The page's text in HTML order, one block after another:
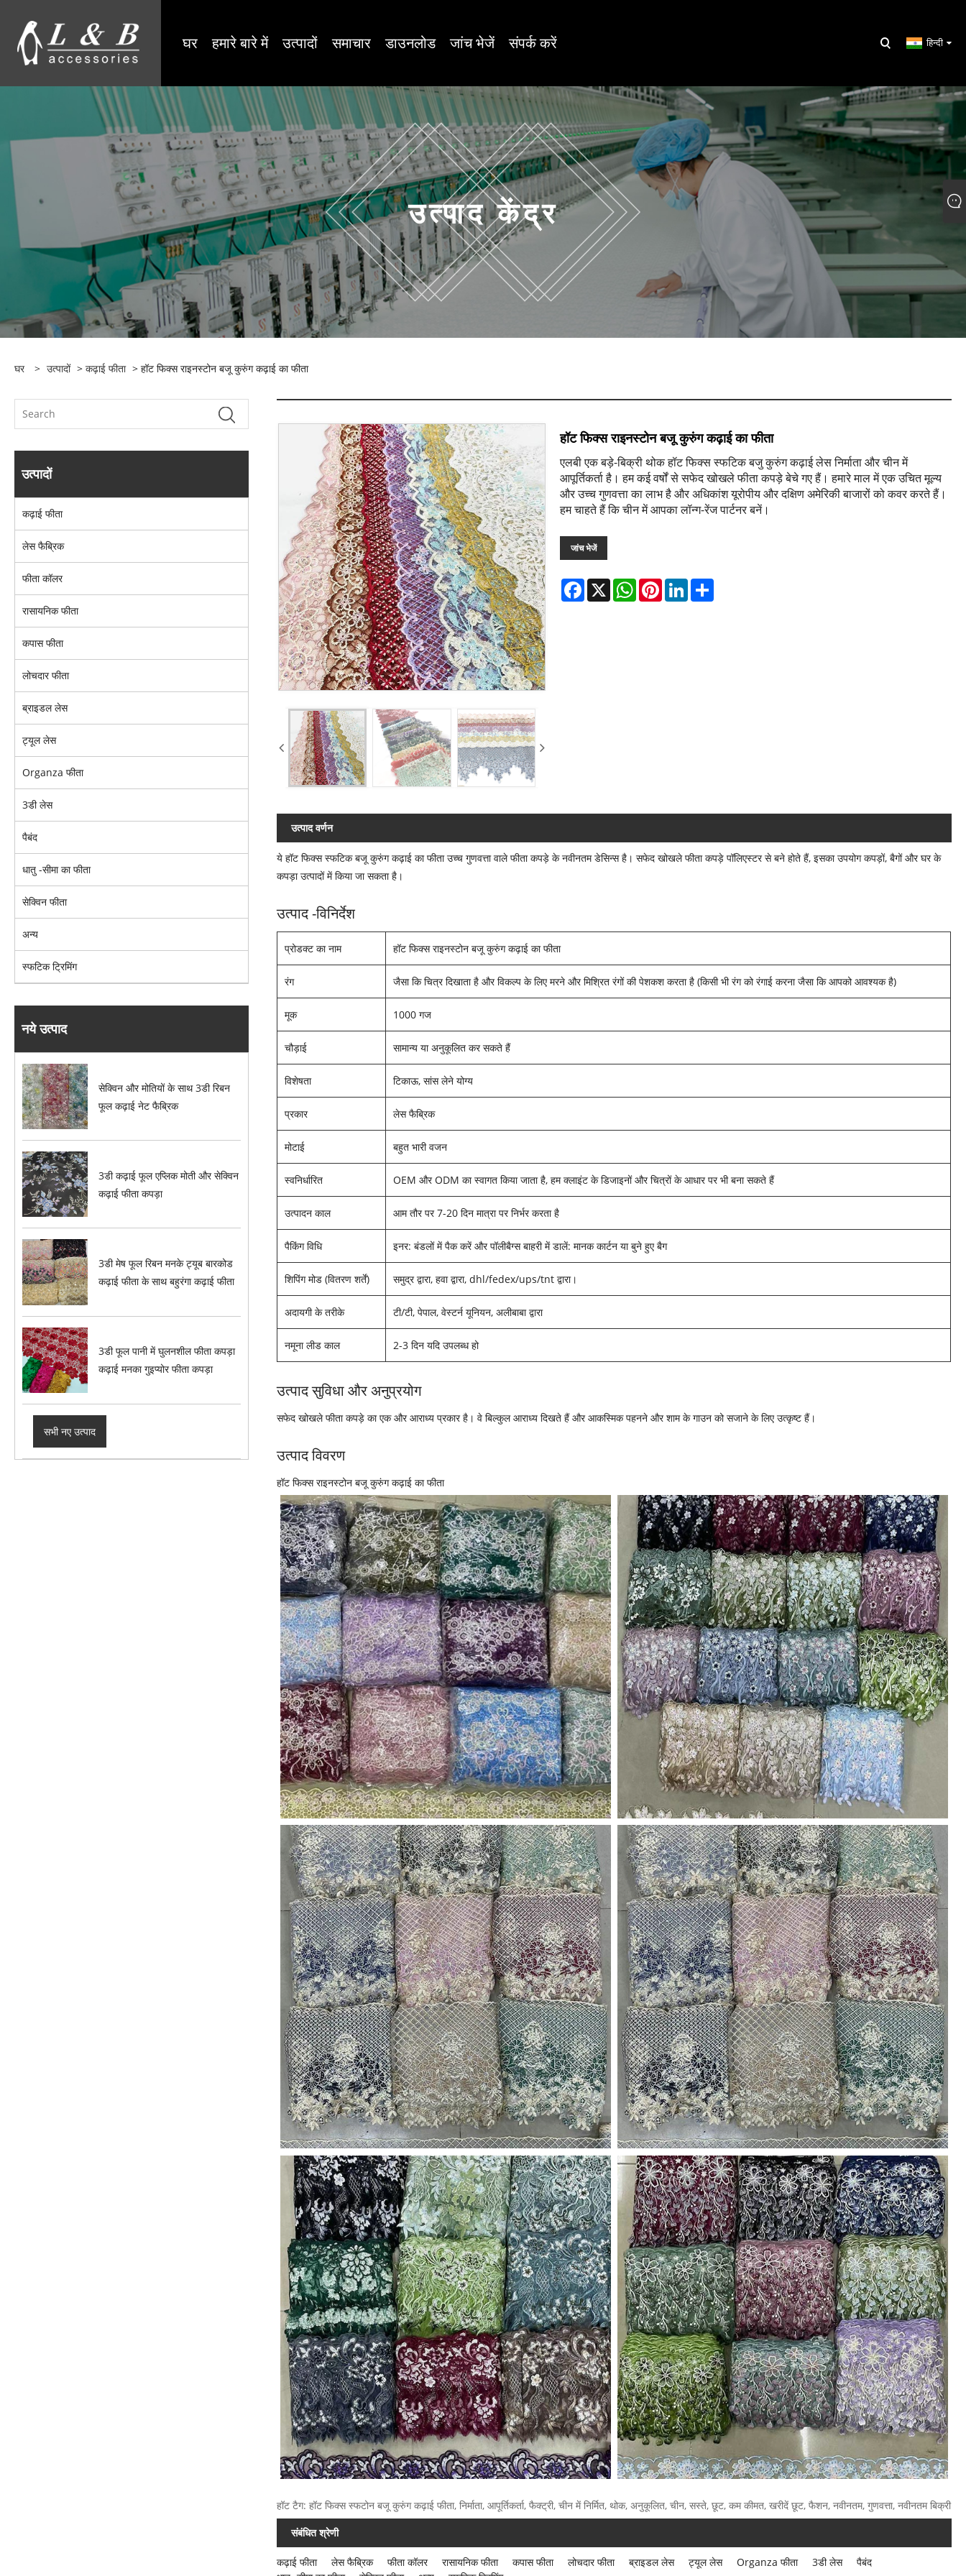
घर हमारे बारे में उत्पादों समाचार डाउनलोड जांच भेजें संपर्क करें हिन्दी
उत्पाद केंद्र
घर > उत्पादों > कढ़ाई फीता > हॉट फिक्स राइनस्टोन बजू कुरुंग कढ़ाई का फीता
उत्पादों
कढ़ाई फीता
लेस फैब्रिक
फीता कॉलर
रासायनिक फीता
कपास फीता
लोचदार फीता
ब्राइडल लेस
ट्यूल लेस
Organza फीता
3डी लेस
पैबंद
धातु -सीमा का फीता
सेक्विन फीता
अन्य
स्फटिक ट्रिमिंग
नये उत्पाद
सेक्विन और मोतियों के साथ 3डी रिबन
फूल कढ़ाई नेट फैब्रिक
3डी कढ़ाई फूल एप्लिक मोती और सेक्विन
कढ़ाई फीता कपड़ा
3डी मेष फूल रिबन मनके ट्यूब बारकोड
कढ़ाई फीता के साथ बहुरंगा कढ़ाई फीता
3डी फूल पानी में घुलनशील फीता कपड़ा
कढ़ाई मनका गुइप्योर फीता कपड़ा
सभी नए उत्पाद
हॉट फिक्स राइनस्टोन बजू कुरुंग कढ़ाई का फीता
एलबी एक बड़े-बिक्री थोक हॉट फिक्स स्फटिक बजु कुरुंग कढ़ाई लेस निर्माता और चीन में
आपूर्तिकर्ता है। हम कई वर्षों से सफेद खोखले फीता कपड़े बेचे गए हैं। हमारे माल में एक उचित मूल्य
और उच्च गुणवत्ता का लाभ है और अधिकांश यूरोपीय और दक्षिण अमेरिकी बाजारों को कवर करते हैं।
हम चाहते हैं कि चीन में आपका लॉन्ग-रेंज पार्टनर बनें।
जांच भेजें
Facebook
X WhatsApp
PinterestLinkedIn
उत्पाद वर्णन
ये हॉट फिक्स स्फटिक बजू कुरुंग कढ़ाई का फीता उच्च गुणवत्ता वाले फीता कपड़े के नवीनतम डेसिन्स है। सफेद खोखले फीता कपड़े पॉलिएस्टर से बने होते हैं, इसका उपयोग कपड़ों, बैगों और घर के
कपड़ा उत्पादों में किया जा सकता है।
उत्पाद -विनिर्देश
प्रोडक्ट का नाम हॉट फिक्स राइनस्टोन बजू कुरुंग कढ़ाई का फीता
रंग जैसा कि चित्र दिखाता है और विकल्प के लिए मरने और मिश्रित रंगों की पेशकश करता है (किसी भी रंग को रंगाई करना जैसा कि आपको आवश्यक है)
मूक 1000 गज
चौड़ाई सामान्य या अनुकूलित कर सकते हैं
विशेषता टिकाऊ, सांस लेने योग्य
प्रकार लेस फैब्रिक
मोटाई बहुत भारी वजन
स्वनिर्धारित OEM और ODM का स्वागत किया जाता है, हम क्लाइंट के डिजाइनों और चित्रों के आधार पर भी बना सकते हैं
उत्पादन काल आम तौर पर 7-20 दिन मात्रा पर निर्भर करता है
पैकिंग विधि इनर: बंडलों में पैक करें और पॉलीबैग्स बाहरी में डालें: मानक कार्टन या बुने हुए बैग
शिपिंग मोड (वितरण शर्तें) समुद्र द्वारा, हवा द्वारा, dhl/fedex/ups/tnt द्वारा।
अदायगी के तरीके टी/टी, पेपाल, वेस्टर्न यूनियन, अलीबाबा द्वारा
नमूना लीड काल 2-3 दिन यदि उपलब्ध हो
उत्पाद सुविधा और अनुप्रयोग
सफेद खोखले फीता कपड़े का एक और आराध्य प्रकार है। वे बिल्कुल आराध्य दिखते हैं और आकस्मिक पहनने और शाम के गाउन को सजाने के लिए उत्कृष्ट हैं।
उत्पाद विवरण
हॉट फिक्स राइनस्टोन बजू कुरुंग कढ़ाई का फीता
हॉट टैग: हॉट फिक्स स्फटोन बजू कुरुंग कढ़ाई फीता, निर्माता, आपूर्तिकर्ता, फैक्ट्री, चीन में निर्मित, थोक, अनुकूलित, चीन, सस्ते, छूट, कम कीमत, खरीदें छूट, फैशन, नवीनतम, गुणवत्ता, नवीनतम बिक्री
संबंधित श्रेणी
कढ़ाई फीता लेस फैब्रिक फीता कॉलर रासायनिक फीता कपास फीता लोचदार फीता ब्राइडल लेस ट्यूल लेस Organza फीता 3डी लेस
पैबंद